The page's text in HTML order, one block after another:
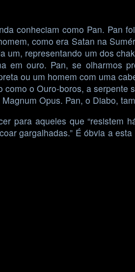
conheciam como Pan. Pan
como era Satan na
representando um dos
em ouro. Pan, se olharmos
ou um homem com uma
o Ouro-boros, a serpente
Opus. Pan, o Diabo,
para aqueles que “resistem
gargalhadas.” É óbvia a